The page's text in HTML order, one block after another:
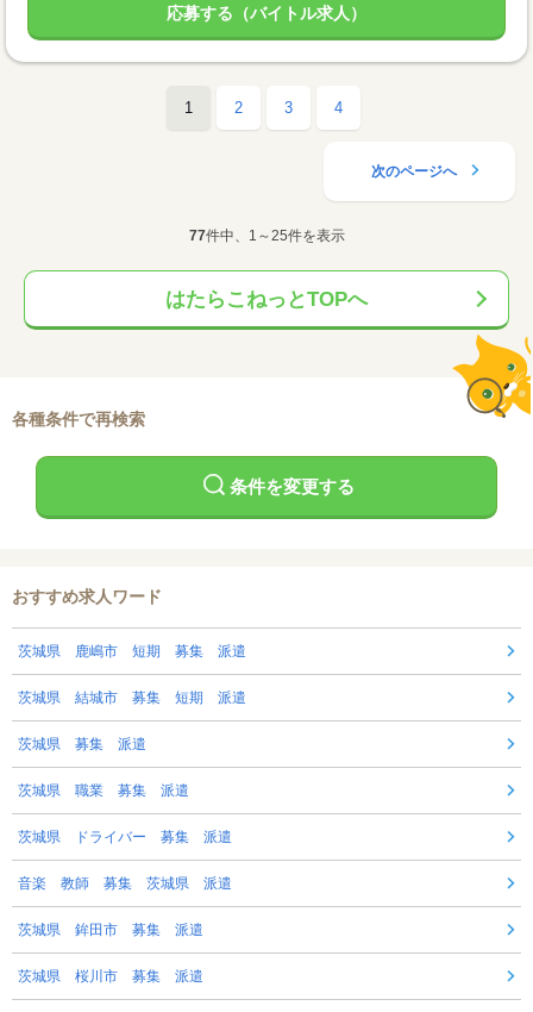
応募する（バイトル求人）
1 2 3 4
次のページへ
77件中、1～25件を表示
はたらこねっとTOPへ
各種条件で再検索
条件を変更する
おすすめ求人ワード
茨城県 鹿嶋市 短期 募集 派遣
茨城県 結城市 募集 短期 派遣
茨城県 募集 派遣
茨城県 職業 募集 派遣
茨城県 ドライバー 募集 派遣
音楽 教師 募集 茨城県 派遣
茨城県 鉾田市 募集 派遣
茨城県 桜川市 募集 派遣